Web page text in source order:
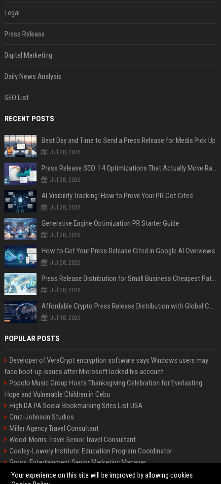
Legal
Press Release
Digital Marketing
Daily News Analysis
SEO List
RECENT POSTS
Best Day and Time to Send a Press Release for Media Pick Up
Jul 28, 2026
Press Release SEO: 14 Optimizations That Actually Move Rankings
Jul 28, 2026
AI Visibility Tracking: How to Prove Your PR Got Cited
Jul 28, 2026
Generative Engine Optimization PR Starter Guide
Jul 28, 2026
How to Get Your Press Release Cited in Google AI Overviews
Jul 28, 2026
Press Release Distribution for Small Business Cheapest Path to Real Coverage
Jul 28, 2026
Affordable Crypto Press Release Distribution with Global Coverage
Jul 18, 2026
POPULAR POSTS
Developer of VeraCrypt encryption software says Windows users may
face boot-up issues after Microsoft locked his account
Popolo Music Group Hosts Thanksgiving Celebration for Everlasting
Hope and Vulnerable Children in Cebu
High DA PA Social Bookmarking Sites List USA
Cruz-Johnson Studios
Miller Agency Travel Consultant
Wood-Morris Travel Senior Travel Consultant
Cooley-Lowery Institute: Education Program Coordinator
Gross, Entertainment Senior Marketing Manager
Roberts-Vega Finance Senior Financial Analyst
Your experience on this site will be improved by allowing cookies